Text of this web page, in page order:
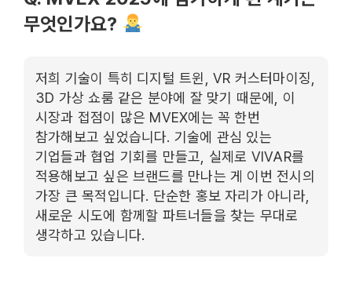
무엇인가요?
저희 기술이 특히 디지털 트윈, VR 커스터마이징,
3D 가상 쇼룸 같은 분야에 잘 맞기 때문에, 이
시장과 접점이 많은 MVEX에는 꼭 한번
참가해보고 싶었습니다. 기술에 관심 있는
기업들과 협업 기회를 만들고, 실제로 VIVAR를
적용해보고 싶은 브랜드를 만나는 게 이번 전시의
가장 큰 목적입니다. 단순한 홍보 자리가 아니라,
새로운 시도에 함께할 파트너들을 찾는 무대로
생각하고 있습니다.